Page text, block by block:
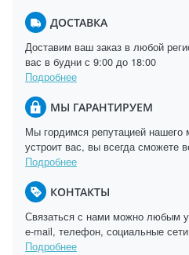
ДОСТАВКА
Доставим ваш заказ в любой
вас в будни с 9:00 до 18:00
Подробнее
МЫ ГАРАНТИРУЕМ
Мы гордимся репутацией нашего
устроит вас, вы всегда сможете
Подробнее
КОНТАКТЫ
Связаться с нами можно любым
e-mail, телефон, социальные
Подробнее